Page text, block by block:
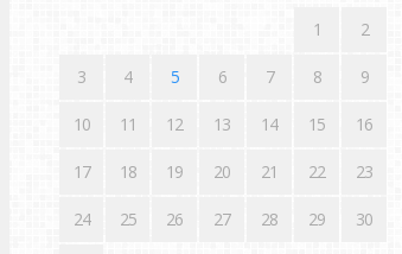
1 2
3 4 5 6 7 8 9
10 11 12 13 14 15 16
17 18 19 20 21 22 23
24 25 26 27 28 29 30